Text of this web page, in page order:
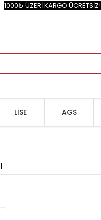
1000₺ ÜZERİ KARGO ÜCRETSİZ!
LİSE AGS